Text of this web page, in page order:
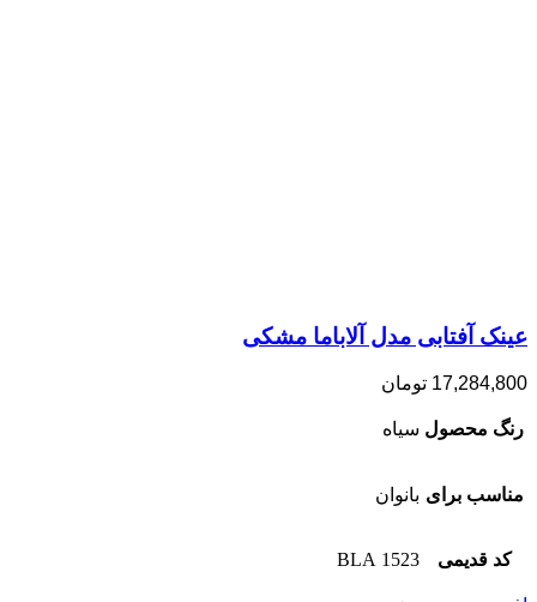
عینک آفتابی مدل آلاباما مشکی
17,284,800 تومان
رنگ محصول سیاه
مناسب برای بانوان
کد قدیمی 1523 BLA